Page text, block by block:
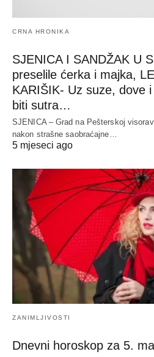
CRNA HRONIKA
SJENICA I SANDŽAK U
preselile ćerka i majka,
KARIŠIK- Uz suze, dove
biti sutra…
SJENICA – Grad na Pešterskoj
nakon strašne saobraćajne…
5 mjeseci ago
ZANIMLJIVOSTI
Dnevni horoskop za 5.